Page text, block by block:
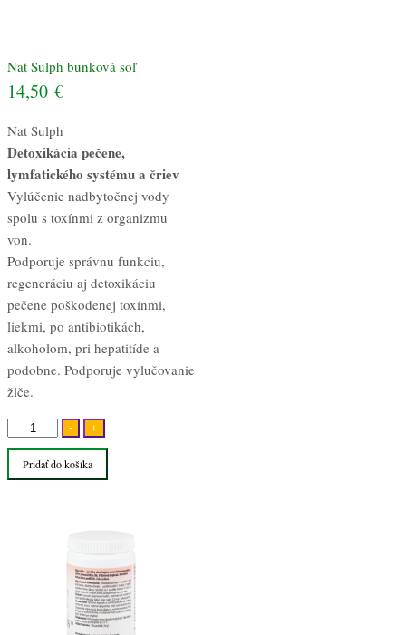
Nat Sulph bunková soľ
14,50 €
Nat Sulph
Detoxikácia pečene,
lymfatického systému a čriev
Vylúčenie nadbytočnej vody
spolu s toxínmi z organizmu
von.
Podporuje správnu funkciu,
regeneráciu aj detoxikáciu
pečene poškodenej toxínmi,
liekmi, po antibiotikách,
alkoholom, pri hepatitíde a
podobne. Podporuje vylučovanie
žlče.
-
množstvo
Nat
Sulph
+
Pridať do košíka